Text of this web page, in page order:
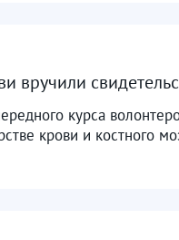
курса
крови и костного